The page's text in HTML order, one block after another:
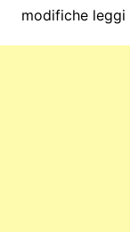
modifiche leggi